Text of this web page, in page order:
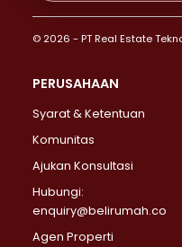
Properti Dijual di
Properti Dijual di
Properti Dijual di Lebak
Properti Dijual di
Properti Dijual di Pondok
Properti Dijual di Lenteng
Properti Dijual di Senayan
Properti Dijual di Pondok
© 2026 - PT Real Estate
PERUSAHAAN
Syarat & Ketentuan
Komunitas
Ajukan Konsultasi
Hubungi:
enquiry@belirumah.co
Agen Properti